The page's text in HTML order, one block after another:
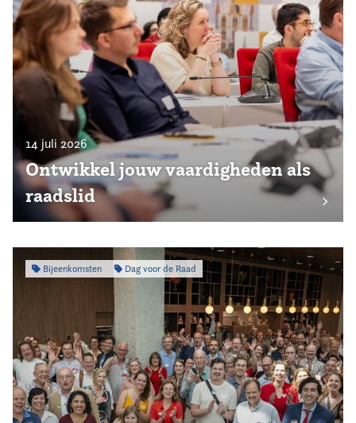
14 juli 2026
Ontwikkel jouw vaardigheden als
raadslid
Bijeenkomsten Dag voor de Raad